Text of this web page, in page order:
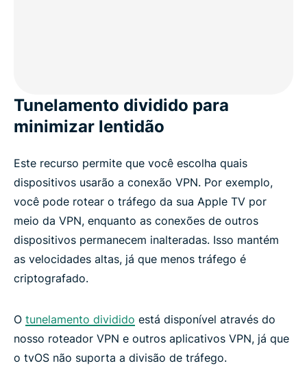
Tunelamento dividido para
minimizar lentidão
Este recurso permite que você escolha quais
dispositivos usarão a conexão VPN. Por exemplo,
você pode rotear o tráfego da sua Apple TV por
meio da VPN, enquanto as conexões de outros
dispositivos permanecem inalteradas. Isso mantém
as velocidades altas, já que menos tráfego é
criptografado.
O tunelamento dividido está disponível através do
nosso roteador VPN e outros aplicativos VPN, já que
o tvOS não suporta a divisão de tráfego.